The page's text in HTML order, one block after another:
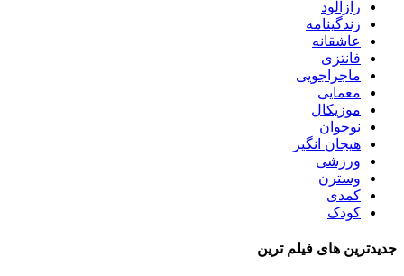
رازآلود
زندگینامه
عاشقانه
فانتزی
ماجراجویی
معمایی
موزیکال
نوجوان
هیجان انگیز
ورزشی
وسترن
کمدی
کودک
جدیدترین های فیلم ترین